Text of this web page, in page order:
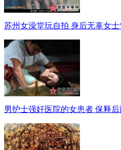
苏州女澡堂玩自拍 身后无辜女
男护士强奸医院的女患者 保释后